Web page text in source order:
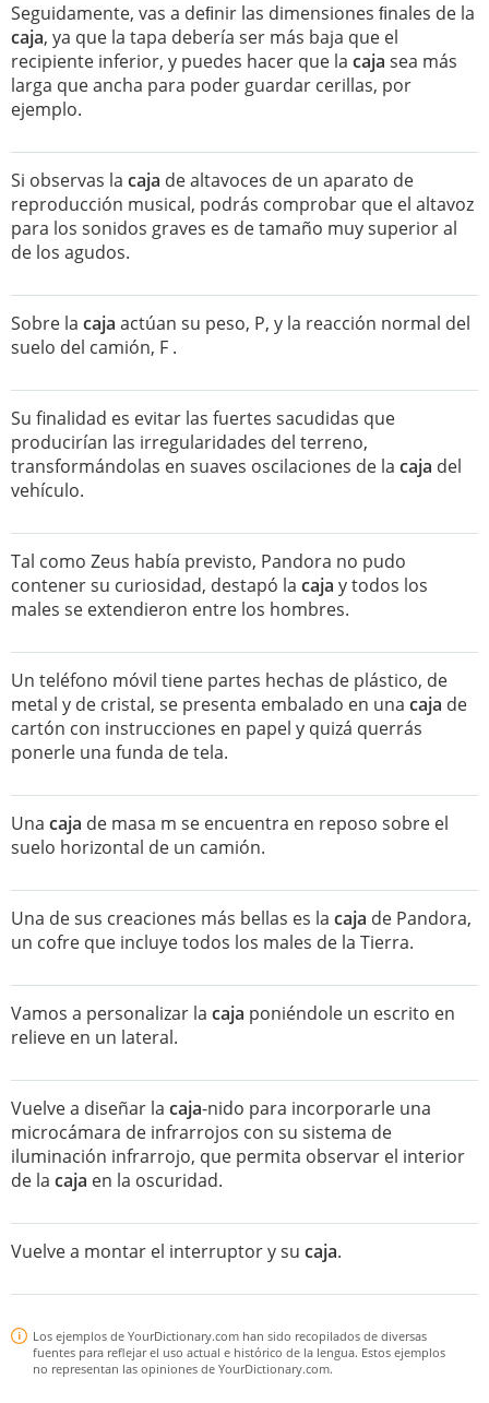
Seguidamente, vas a deﬁnir las dimensiones ﬁnales de la
caja, ya que la tapa debería ser más baja que el
recipiente inferior, y puedes hacer que la caja sea más
larga que ancha para poder guardar cerillas, por
ejemplo.
Si observas la caja de altavoces de un aparato de
reproducción musical, podrás comprobar que el altavoz
para los sonidos graves es de tamaño muy superior al
de los agudos.
Sobre la caja actúan su peso, P, y la reacción normal del
suelo del camión, F .
Su finalidad es evitar las fuertes sacudidas que
producirían las irregularidades del terreno,
transformándolas en suaves oscilaciones de la caja del
vehículo.
Tal como Zeus había previsto, Pandora no pudo
contener su curiosidad, destapó la caja y todos los
males se extendieron entre los hombres.
Un teléfono móvil tiene partes hechas de plástico, de
metal y de cristal, se presenta embalado en una caja de
cartón con instrucciones en papel y quizá querrás
ponerle una funda de tela.
Una caja de masa m se encuentra en reposo sobre el
suelo horizontal de un camión.
Una de sus creaciones más bellas es la caja de Pandora,
un cofre que incluye todos los males de la Tierra.
Vamos a personalizar la caja poniéndole un escrito en
relieve en un lateral.
Vuelve a diseñar la caja-nido para incorporarle una
microcámara de infrarrojos con su sistema de
iluminación infrarrojo, que permita observar el interior
de la caja en la oscuridad.
Vuelve a montar el interruptor y su caja.
Los ejemplos de YourDictionary.com han sido recopilados de diversas
fuentes para reflejar el uso actual e histórico de la lengua. Estos ejemplos
no representan las opiniones de YourDictionary.com.